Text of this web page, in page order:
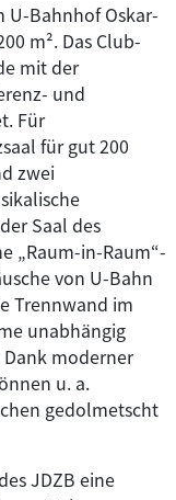
U-Bahnhof Oskar-
m². Das Club-
mit der
und
Für
für gut 200
zwei
Saal des
„Raum-in-Raum“-
von U-Bahn
Trennwand im
unabhängig
moderner
u. a.
gedolmetscht
JDZB eine